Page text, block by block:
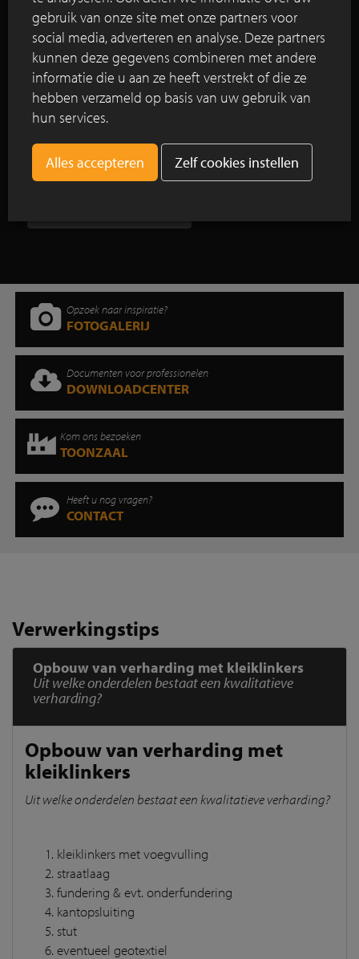
omgetoverd tot een weelderig en gastvrij park was
dit een voormalige stelplaats voor locomotieven
die na verloop van tijd veranderde in een
industriële woestenij zonder enige vegetatie.
Lees verder
Opzoek naar inspiratie?
FOTOGALERIJ
Documenten voor professionelen
DOWNLOADCENTER
Kom ons bezoeken
TOONZAAL
Heeft u nog vragen?
CONTACT
Verwerkingstips
Opbouw van verharding met kleiklinkers
Uit welke onderdelen bestaat een kwalitatieve
verharding?
Opbouw van verharding met
kleiklinkers
Uit welke onderdelen bestaat een kwalitatieve verharding?
kleiklinkers met voegvulling
straatlaag
fundering & evt. onderfundering
kantopsluiting
stut
eventueel geotextiel
gebruik van onze site met onze partners voor
social media, adverteren en analyse. Deze partners
kunnen deze gegevens combineren met andere
informatie die u aan ze heeft verstrekt of die ze
hebben verzameld op basis van uw gebruik van
hun services.
Zelf cookies instellen